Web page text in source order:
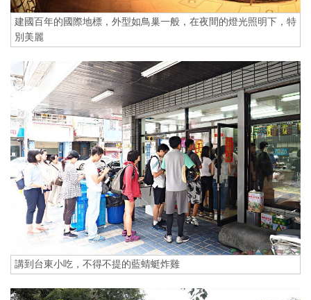
建國百年的國際地標，外型如鳥巢一般，在夜間的燈光照明下，特
別美麗
講到台東小吃，不得不提的藍蜻蜓炸雞